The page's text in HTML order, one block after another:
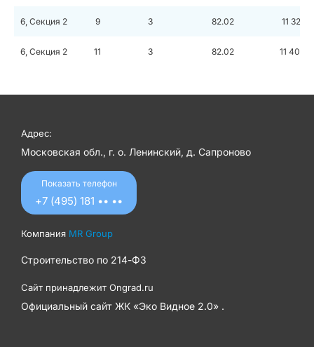
6, Секция 2 9 3 82.02 11 324
6, Секция 2 11 3 82.02 11 407
Адрес:
Московская обл., г. о. Ленинский, д. Сапроново
Показать телефон
+7 (495) 181 •• ••
Компания MR Group
Строительство по 214-ФЗ
Сайт принадлежит Ongrad.ru
Официальный сайт ЖК «Эко Видное 2.0» .